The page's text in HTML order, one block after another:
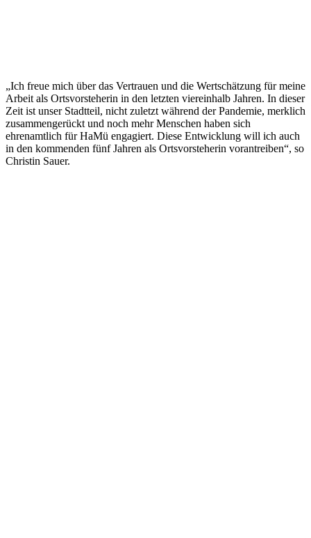
„Ich freue mich über das Vertrauen und die Wertschätzung für meine
Arbeit als Ortsvorsteherin in den letzten viereinhalb Jahren. In dieser
Zeit ist unser Stadtteil, nicht zuletzt während der Pandemie, merklich
zusammengerückt und noch mehr Menschen haben sich
ehrenamtlich für HaMü engagiert. Diese Entwicklung will ich auch
in den kommenden fünf Jahren als Ortsvorsteherin vorantreiben“, so
Christin Sauer.